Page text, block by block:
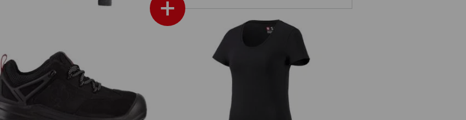
+
S3 sikkerhedssko e.s. Kasanka low e.s. T-Shirt cotton stretch, damer